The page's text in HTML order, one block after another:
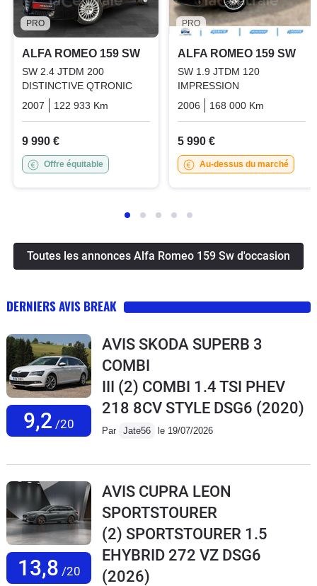
PRO
ALFA ROMEO 159 SW
SW 2.4 JTDM 200
DISTINCTIVE QTRONIC
2007
122 933 Km Diesel
9 990 €
Offre équitable
PRO
ALFA ROMEO 159 SW
SW 1.9 JTDM 120
IMPRESSION
2006
168 000 Km
5 990 €
Au-dessus du marché
Toutes les annonces Alfa Romeo 159 Sw d'occasion
DERNIERS AVIS BREAK
9,2 /20
AVIS SKODA SUPERB 3
COMBI
III (2) COMBI 1.4 TSI PHEV
218 8CV STYLE DSG6 (2020)
Par Jate56 le 19/07/2026
13,8 /20
AVIS CUPRA LEON
SPORTSTOURER
(2) SPORTSTOURER 1.5
EHYBRID 272 VZ DSG6
(2026)